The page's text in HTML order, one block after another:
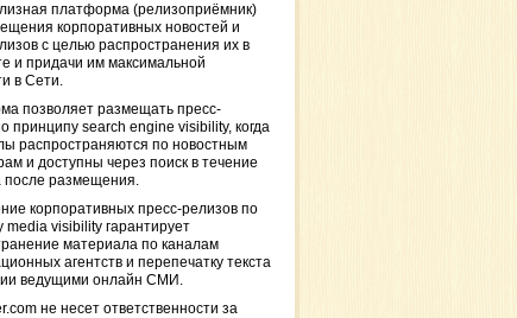
платформа (релизоприёмник)
корпоративных новостей и
с целью распространения их в
и придачи им максимальной
в Сети.
позволяет размещать пресс-
принципу search engine visibility, когда
распространяются по новостным
и доступны через поиск в течение
после размещения.
корпоративных пресс-релизов по
media visibility гарантирует
материала по каналам
агентств и перепечатку текста
ведущими онлайн СМИ.
не несет ответственности за